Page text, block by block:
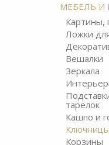
МЕБЕЛЬ И
Картины,
Ложки
Вешалки
Зеркала
тарелок
Кашпо и
Ключницы
Корзины